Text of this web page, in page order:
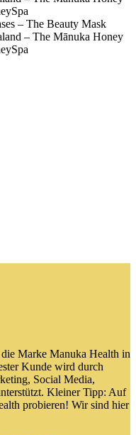
Marke Manuka Health in
Kunde wird durch
Social Media,
Kleiner Tipp: Auf
probieren! Wir sind hier